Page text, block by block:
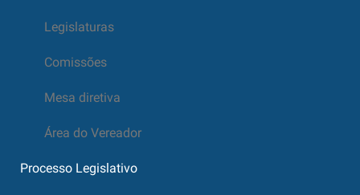
Legislaturas
Comissões
Mesa diretiva
Área do Vereador
Processo Legislativo